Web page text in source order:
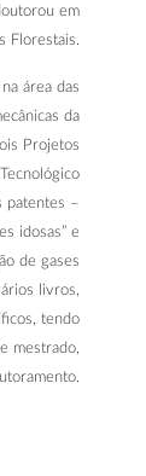
em
Florestais.
área das
da
Projetos
patentes –
idosas” e
de gases
livros,
tendo
mestrado,